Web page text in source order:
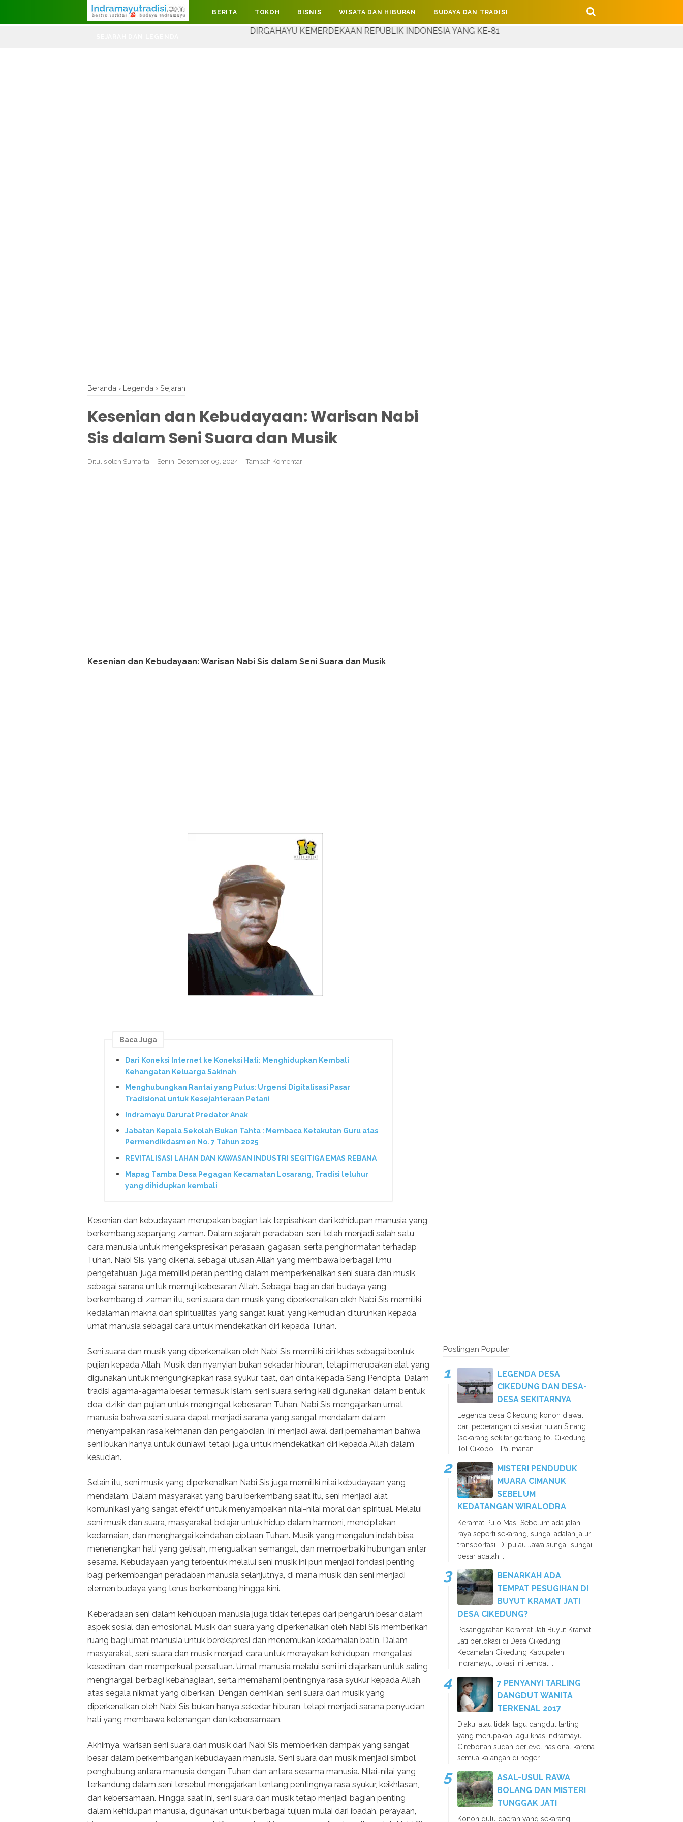
Judul Website
DIRGAHAYU KEMERDEKAAN REPUBLIK INDONESIA YANG KE-81
BERITA TOKOH BISNIS WISATA DAN HIBURAN BUDAYA DAN TRADISI
Beranda › Legenda › Sejarah
Kesenian dan Kebudayaan: Warisan Nabi
Sis dalam Seni Suara dan Musik
Ditulis oleh Sumarta Senin, Desember 09, 2024 Tambah Komentar
Kesenian dan Kebudayaan: Warisan Nabi Sis dalam Seni Suara dan Musik
Baca Juga
Dari Koneksi Internet ke Koneksi Hati: Menghidupkan Kembali
Kehangatan Keluarga Sakinah
Menghubungkan Rantai yang Putus: Urgensi Digitalisasi Pasar
Tradisional untuk Kesejahteraan Petani
Indramayu Darurat Predator Anak
Jabatan Kepala Sekolah Bukan Tahta : Membaca Ketakutan Guru atas
Permendikdasmen No. 7 Tahun 2025
REVITALISASI LAHAN DAN KAWASAN INDUSTRI SEGITIGA EMAS REBANA
Mapag Tamba Desa Pegagan Kecamatan Losarang, Tradisi leluhur
yang dihidupkan kembali
Kesenian dan kebudayaan merupakan bagian tak terpisahkan dari kehidupan manusia yang
berkembang sepanjang zaman. Dalam sejarah peradaban, seni telah menjadi salah satu
cara manusia untuk mengekspresikan perasaan, gagasan, serta penghormatan terhadap
Tuhan. Nabi Sis, yang dikenal sebagai utusan Allah yang membawa berbagai ilmu
pengetahuan, juga memiliki peran penting dalam memperkenalkan seni suara dan musik
sebagai sarana untuk memuji kebesaran Allah. Sebagai bagian dari budaya yang
berkembang di zaman itu, seni suara dan musik yang diperkenalkan oleh Nabi Sis memiliki
kedalaman makna dan spiritualitas yang sangat kuat, yang kemudian diturunkan kepada
umat manusia sebagai cara untuk mendekatkan diri kepada Tuhan.
Seni suara dan musik yang diperkenalkan oleh Nabi Sis memiliki ciri khas sebagai bentuk
pujian kepada Allah. Musik dan nyanyian bukan sekadar hiburan, tetapi merupakan alat yang
digunakan untuk mengungkapkan rasa syukur, taat, dan cinta kepada Sang Pencipta. Dalam
tradisi agama-agama besar, termasuk Islam, seni suara sering kali digunakan dalam bentuk
doa, dzikir, dan pujian untuk mengingat kebesaran Tuhan. Nabi Sis mengajarkan umat
manusia bahwa seni suara dapat menjadi sarana yang sangat mendalam dalam
menyampaikan rasa keimanan dan pengabdian. Ini menjadi awal dari pemahaman bahwa
seni bukan hanya untuk duniawi, tetapi juga untuk mendekatkan diri kepada Allah dalam
kesucian.
Selain itu, seni musik yang diperkenalkan Nabi Sis juga memiliki nilai kebudayaan yang
mendalam. Dalam masyarakat yang baru berkembang saat itu, seni menjadi alat
komunikasi yang sangat efektif untuk menyampaikan nilai-nilai moral dan spiritual. Melalui
seni musik dan suara, masyarakat belajar untuk hidup dalam harmoni, menciptakan
kedamaian, dan menghargai keindahan ciptaan Tuhan. Musik yang mengalun indah bisa
menenangkan hati yang gelisah, menguatkan semangat, dan memperbaiki hubungan antar
sesama. Kebudayaan yang terbentuk melalui seni musik ini pun menjadi fondasi penting
bagi perkembangan peradaban manusia selanjutnya, di mana musik dan seni menjadi
elemen budaya yang terus berkembang hingga kini.
Keberadaan seni dalam kehidupan manusia juga tidak terlepas dari pengaruh besar dalam
aspek sosial dan emosional. Musik dan suara yang diperkenalkan oleh Nabi Sis memberikan
ruang bagi umat manusia untuk berekspresi dan menemukan kedamaian batin. Dalam
masyarakat, seni suara dan musik menjadi cara untuk merayakan kehidupan, mengatasi
kesedihan, dan memperkuat persatuan. Umat manusia melalui seni ini diajarkan untuk saling
menghargai, berbagi kebahagiaan, serta memahami pentingnya rasa syukur kepada Allah
atas segala nikmat yang diberikan. Dengan demikian, seni suara dan musik yang
diperkenalkan oleh Nabi Sis bukan hanya sekedar hiburan, tetapi menjadi sarana penyucian
hati yang membawa ketenangan dan kebersamaan.
Akhirnya, warisan seni suara dan musik dari Nabi Sis memberikan dampak yang sangat
besar dalam perkembangan kebudayaan manusia. Seni suara dan musik menjadi simbol
penghubung antara manusia dengan Tuhan dan antara sesama manusia. Nilai-nilai yang
terkandung dalam seni tersebut mengajarkan tentang pentingnya rasa syukur, keikhlasan,
dan kebersamaan. Hingga saat ini, seni suara dan musik tetap menjadi bagian penting
dalam kehidupan manusia, digunakan untuk berbagai tujuan mulai dari ibadah, perayaan,
Postingan Populer
LEGENDA DESA
CIKEDUNG DAN DESA-
DESA SEKITARNYA
Legenda desa Cikedung konon diawali
dari peperangan di sekitar hutan Sinang
(sekarang sekitar gerbang tol Cikedung
Tol Cikopo - Palimanan...
MISTERI PENDUDUK
MUARA CIMANUK
SEBELUM
KEDATANGAN WIRALODRA
Keramat Pulo Mas Sebelum ada jalan
raya seperti sekarang, sungai adalah jalur
transportasi. Di pulau Jawa sungai-sungai
besar adalah ...
BENARKAH ADA
TEMPAT PESUGIHAN DI
BUYUT KRAMAT JATI
DESA CIKEDUNG?
Pesanggrahan Keramat Jati Buyut Kramat
Jati berlokasi di Desa Cikedung,
Kecamatan Cikedung Kabupaten
Indramayu, lokasi ini tempat ...
7 PENYANYI TARLING
DANGDUT WANITA
TERKENAL 2017
Diakui atau tidak, lagu dangdut tarling
yang merupakan lagu khas Indramayu
Cirebonan sudah berlevel nasional karena
semua kalangan di neger...
ASAL-USUL RAWA
BOLANG DAN MISTERI
TUNGGAK JATI
Konon dulu daerah yang sekarang